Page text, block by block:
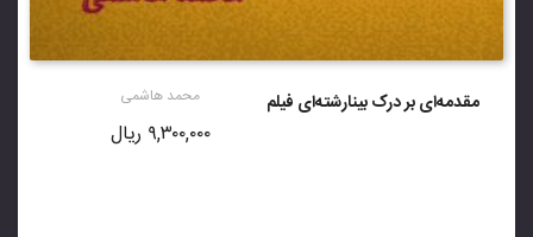
مقدمه‌ای بر درک بینارشته‌ای فیلم محمد هاشمی
۹,۳۰۰,۰۰۰ ریال